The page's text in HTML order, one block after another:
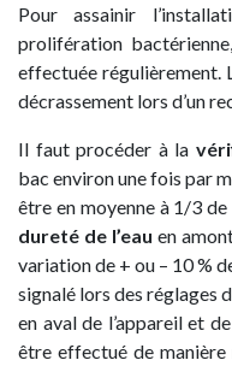
Pour assainir
prolifération
effectuée régulièrement.
décrassement lors d’un
Il faut procéder à la
bac environ une fois par
être en moyenne à 1/3
dureté de l’eau en
variation de + ou – 10 %
signalé lors des réglages
en aval de l’appareil et
être effectué de